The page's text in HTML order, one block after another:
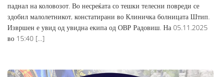
паднал на коловозот. Во несреќата со тешки телесни повреди се
здобил малолетникот, констатирани во Клиничка болницата Штип.
Извршен е увид од увидна екипа од ОВР Радовиш. На 05.11.2025
во 15:40 […]